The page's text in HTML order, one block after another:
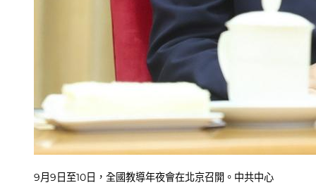
9月9日至10日，全國教導年夜會在北京召開。中共中心